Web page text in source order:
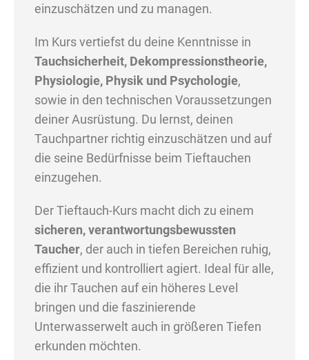
einzuschätzen und zu managen.
Im Kurs vertiefst du deine Kenntnisse in
Tauchsicherheit, Dekompressionstheorie,
Physiologie, Physik und Psychologie,
sowie in den technischen Voraussetzungen
deiner Ausrüstung. Du lernst, deinen
Tauchpartner richtig einzuschätzen und auf
die seine Bedürfnisse beim Tieftauchen
einzugehen.
Der Tieftauch-Kurs macht dich zu einem
sicheren, verantwortungsbewussten
Taucher, der auch in tiefen Bereichen ruhig,
effizient und kontrolliert agiert. Ideal für alle,
die ihr Tauchen auf ein höheres Level
bringen und die faszinierende
Unterwasserwelt auch in größeren Tiefen
erkunden möchten.